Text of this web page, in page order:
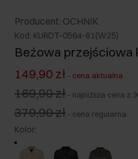
Producent: OCHNIK
Kod: KURDT-0564-81(W25)
Beżowa przejściowa
149,90 zł - cena aktualna
169,90 zł - najniższa cena z
379,90 zł - cena regularna
Kolor: